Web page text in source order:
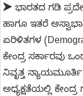
➤ ಭಾರತದ ಗಡಿ
ಹಾಗೂ ಇತರೆ
ಏರಿಳಿತಗಳ
ಕೇಂದ್ರ ಸರ್ಕಾರವು
ನಿವೃತ್ತ
ಅಧ್ಯಕ್ಷತೆಯಲ್ಲಿ